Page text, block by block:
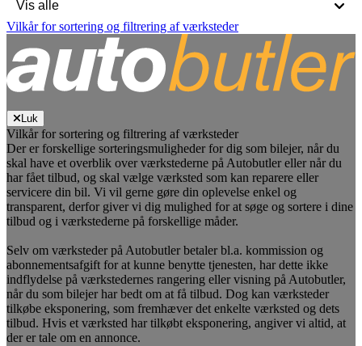
Vilkår for sortering og filtrering af værksteder
Luk
Vilkår for sortering og filtrering af værksteder
Der er forskellige sorteringsmuligheder for dig som bilejer, når du
skal have et overblik over værkstederne på Autobutler eller når du
har fået tilbud, og skal vælge værksted som kan reparere eller
servicere din bil. Vi vil gerne gøre din oplevelse enkel og
transparent, derfor giver vi dig mulighed for at søge og sortere i dine
tilbud og i værkstederne på forskellige måder.
Selv om værksteder på Autobutler betaler bl.a. kommission og
abonnementsafgift for at kunne benytte tjenesten, har dette ikke
indflydelse på værkstedernes rangering eller visning på Autobutler,
når du som bilejer har bedt om at få tilbud. Dog kan værksteder
tilkøbe eksponering, som fremhæver det enkelte værksted og dets
tilbud. Hvis et værksted har tilkøbt eksponering, angiver vi altid, at
der er tale om en annonce.